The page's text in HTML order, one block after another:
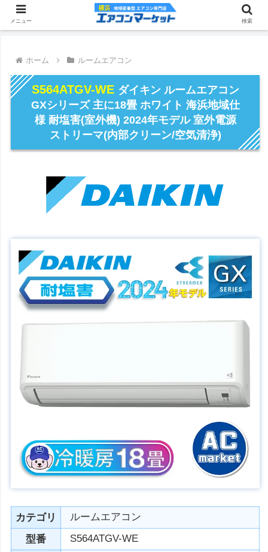
ホーム ルームエアコン
S564ATGV-WE ダイキン ルームエアコン
GXシリーズ 主に18畳 ホワイト 海浜地域仕
様 耐塩害(室外機) 2024年モデル 室外電源
ストリーマ(内部クリーン/空気清浄)
カテゴリ
ルームエアコン
型番
S564ATGV-WE
メニュー 検索